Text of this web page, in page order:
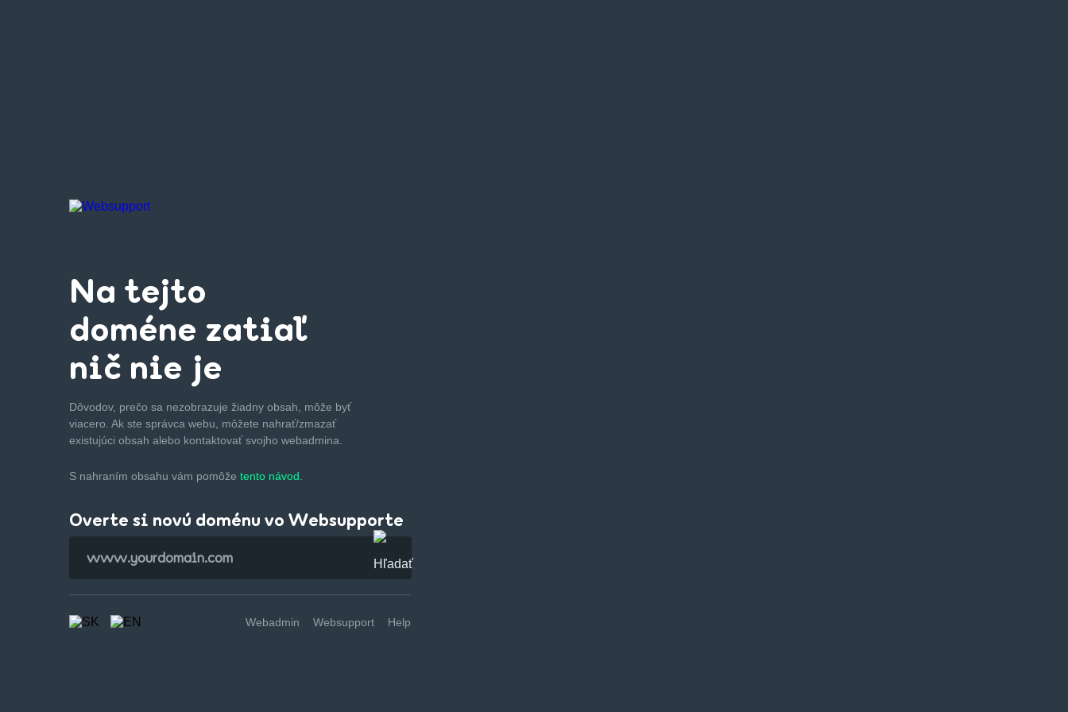
Na tejto
doméne zatiaľ
nič nie je
Dôvodov, prečo sa nezobrazuje žiadny obsah, môže byť
viacero. Ak ste správca webu, môžete nahrať/zmazať
existujúci obsah alebo kontaktovať svojho webadmina.
S nahraním obsahu vám pomôže tento návod.
Overte si novú doménu vo Websupporte
Webadmin Websupport Help